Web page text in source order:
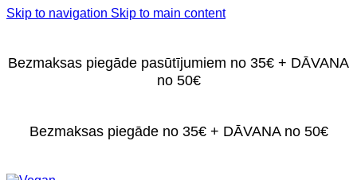
Skip to navigation Skip to main content
Bezmaksas piegāde pasūtījumiem no 35€ + DĀVANA
no 50€
Bezmaksas piegāde no 35€ + DĀVANA no 50€